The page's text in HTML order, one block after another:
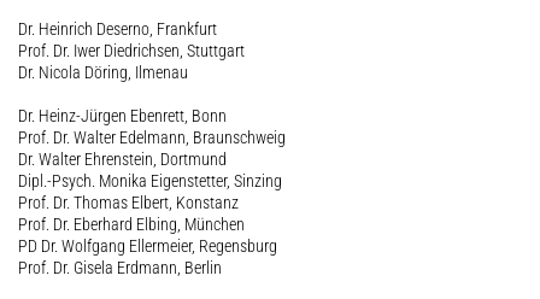
Dr. Heinrich Deserno, Frankfurt
Prof. Dr. Iwer Diedrichsen, Stuttgart
Dr. Nicola Döring, Ilmenau
Dr. Heinz-Jürgen Ebenrett, Bonn
Prof. Dr. Walter Edelmann, Braunschweig
Dr. Walter Ehrenstein, Dortmund
Dipl.-Psych. Monika Eigenstetter, Sinzing
Prof. Dr. Thomas Elbert, Konstanz
Prof. Dr. Eberhard Elbing, München
PD Dr. Wolfgang Ellermeier, Regensburg
Prof. Dr. Gisela Erdmann, Berlin